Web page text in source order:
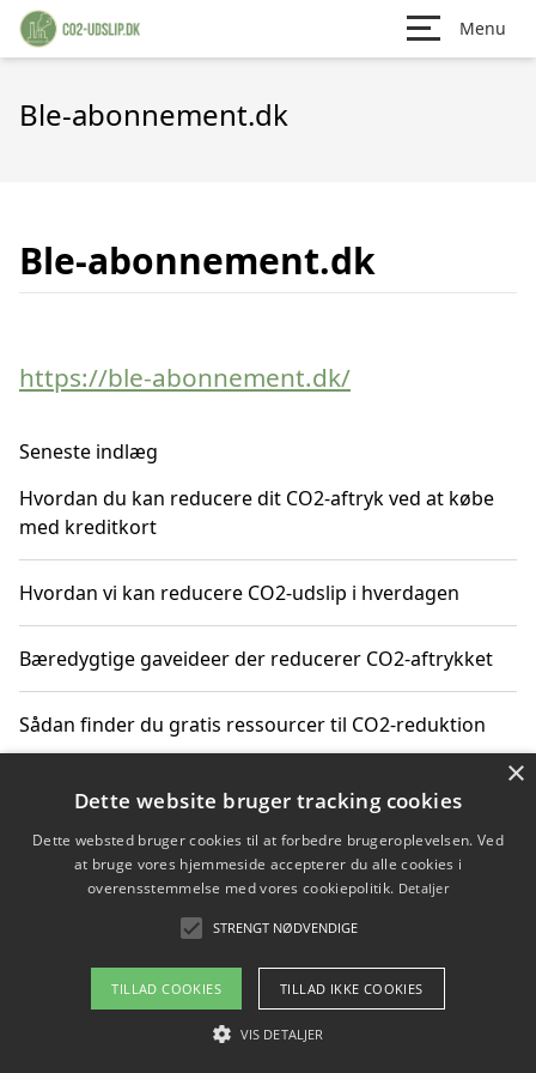
Menu
Ble-abonnement.dk
Ble-abonnement.dk
https://ble-abonnement.dk/
Seneste indlæg
Hvordan du kan reducere dit CO2-aftryk ved at købe
med kreditkort
Hvordan vi kan reducere CO2-udslip i hverdagen
Bæredygtige gaveideer der reducerer CO2-aftrykket
Sådan finder du gratis ressourcer til CO2-reduktion
Hvordan gadgets til hjemmet kan reducere CO2-udslip
Copyright 2026 - Pilanto Aps
Om / kontakt
Blog Betingelser
×
Dette website bruger tracking cookies
Dette websted bruger cookies til at forbedre brugeroplevelsen. Ved
at bruge vores hjemmeside accepterer du alle cookies i
overensstemmelse med vores cookiepolitik. Detaljer
STRENGT NØDVENDIGE
TILLAD COOKIES TILLAD IKKE COOKIES
VIS DETALJER